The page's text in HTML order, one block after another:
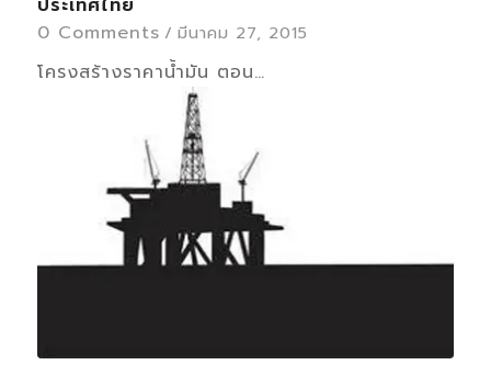
0 Comments / มีนาคม 27, 2015
โครงสร้างราคาน้ำมัน ตอน…